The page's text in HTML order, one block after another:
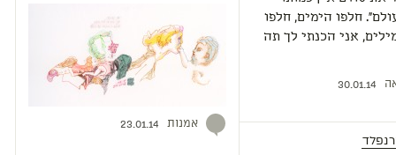
חלפו הימים, חלפו
אני הכנתי לך תה
30.01.14
אמנות 23.01.14